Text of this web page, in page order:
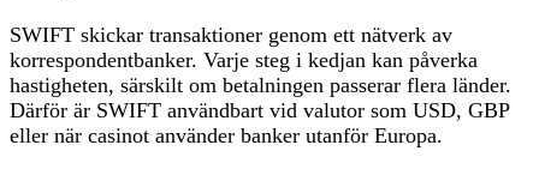
SWIFT skickar transaktioner genom ett nätverk av
korrespondentbanker. Varje steg i kedjan kan påverka
hastigheten, särskilt om betalningen passerar flera länder.
Därför är SWIFT användbart vid valutor som USD, GBP
eller när casinot använder banker utanför Europa.